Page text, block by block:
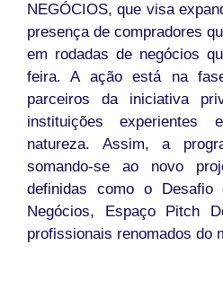
NEGÓCIOS, que visa
presença de compradores
em rodadas de negócios
feira. A ação está na
parceiros da iniciativa
instituições experientes
natureza. Assim, a
somando-se ao novo
definidas como o Desafio
Negócios, Espaço Pitch
profissionais renomados do